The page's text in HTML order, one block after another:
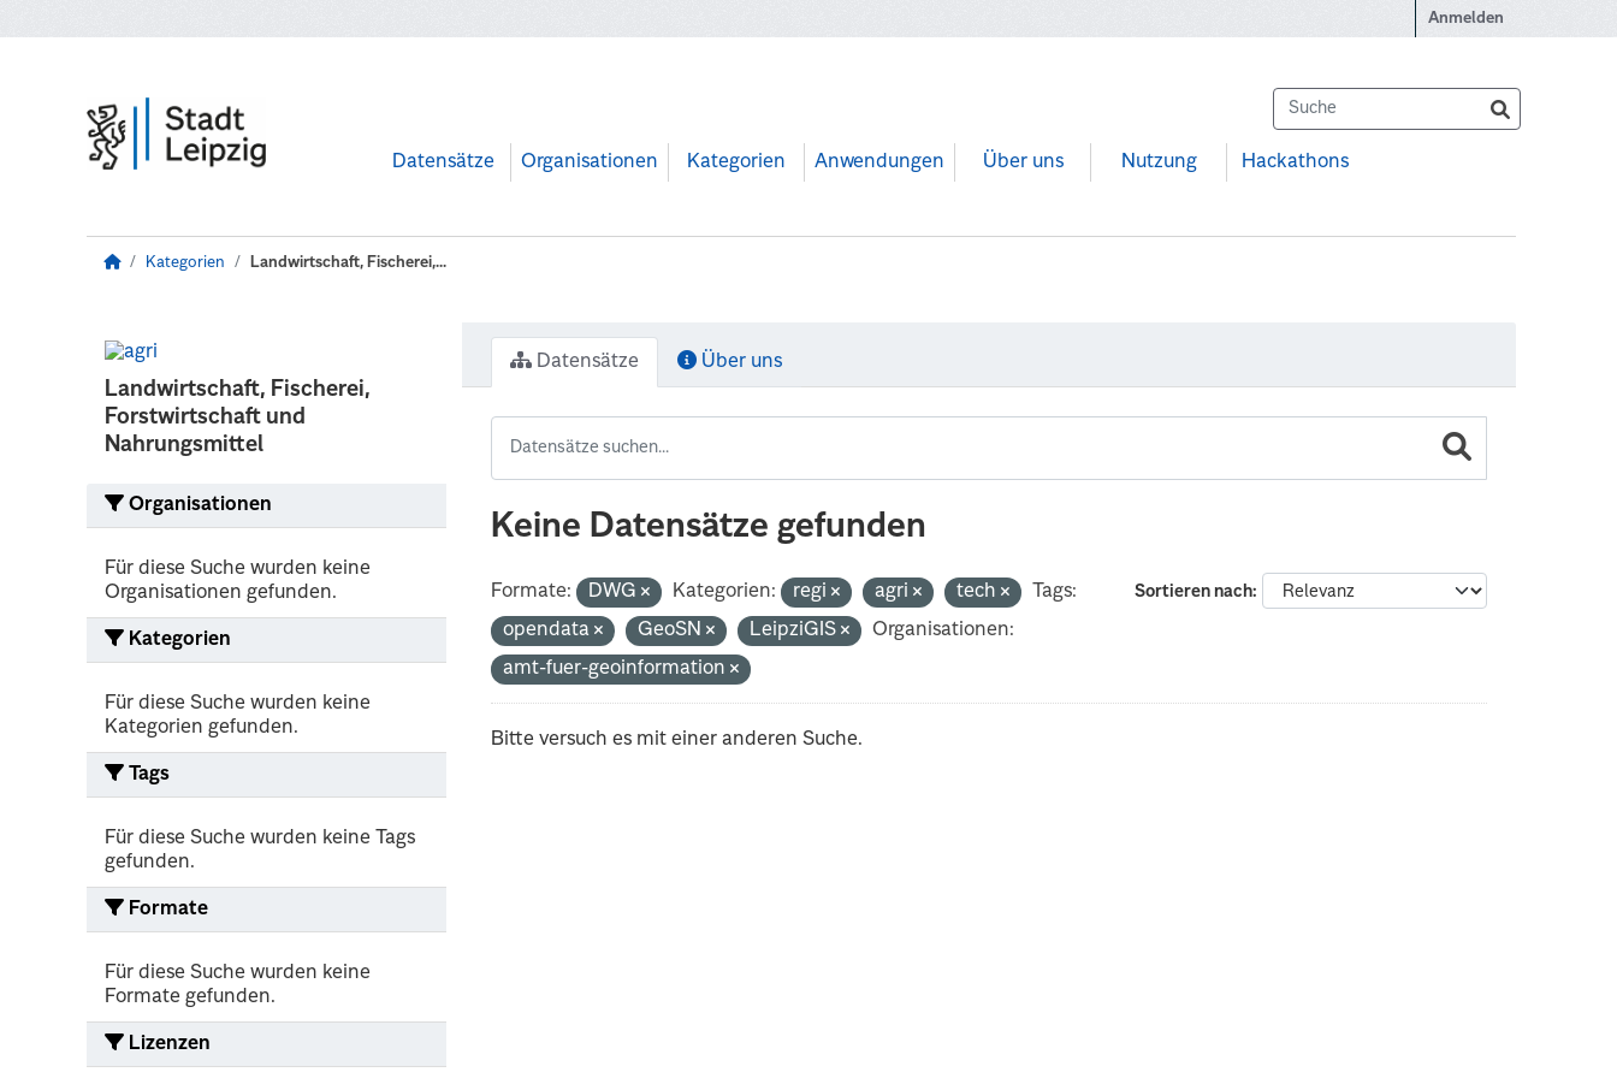
Anmelden
Datensätze Organisationen Kategorien Anwendungen Über uns Nutzung Hackathons
Kategorien Landwirtschaft, Fischerei,...
Landwirtschaft, Fischerei,
Forstwirtschaft und
Nahrungsmittel
Organisationen
Für diese Suche wurden keine
Organisationen gefunden.
Kategorien
Für diese Suche wurden keine
Kategorien gefunden.
Tags
Für diese Suche wurden keine Tags
gefunden.
Formate
Für diese Suche wurden keine
Formate gefunden.
Lizenzen
Datensätze Über uns
Keine Datensätze gefunden
Sortieren nach
Formate: DWG Kategorien: regi agri tech
Tags:
opendata
GeoSN LeipziGIS
Organisationen:
amt-fuer-geoinformation
Bitte versuch es mit einer anderen Suche.